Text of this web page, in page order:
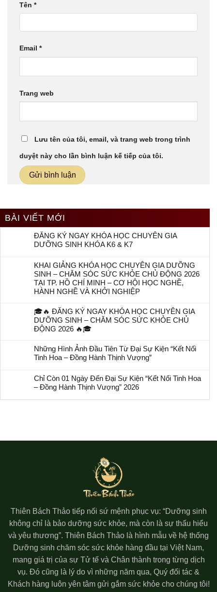
Tên *
Email *
Trang web
Lưu tên của tôi, email, và trang web trong trình
duyệt này cho lần bình luận kế tiếp của tôi.
BÀI VIẾT MỚI
ĐĂNG KÝ NGAY KHÓA HỌC CHUYÊN GIA
DƯỠNG SINH KHÓA K6 & K7
KHAI GIẢNG KHÓA HỌC CHUYÊN GIA DƯỠNG
SINH – CHĂM SÓC SỨC KHỎE CHỦ ĐỘNG 2026
TẠI TP. HỒ CHÍ MINH – CƠ HỘI HỌC NGHỀ,
HÀNH NGHỀ VÀ KHỞI NGHIỆP
🎓🔥 ĐĂNG KÝ NGAY KHÓA HỌC CHUYÊN GIA
DƯỠNG SINH – CHĂM SÓC SỨC KHỎE CHỦ
ĐỘNG 2026 🔥🎓
Những Hình Ảnh Đầu Tiên Từ Đại Sự Kiện “Kết Nối
Tinh Hoa – Đồng Hành Thịnh Vượng”
Chỉ Còn 01 Ngày Đến Đại Sự Kiện “Kết Nối Tinh Hoa
– Đồng Hành Thịnh Vượng” 2026
Thiên Bách Thảo tiếp nối sứ mệnh phục vụ: “Dưỡng sinh
không chỉ là bảo dưỡng sức khỏe, mà còn là sự thấu hiểu
và yêu thương”. Thiên Bách Thảo là hình mẫu về hệ thống
Dưỡng sinh chăm sóc sức khỏe hàng đầu tại Việt Nam,
mang giá trị của sự Tử tế và Chân thành trong từng dịch
vụ. Đó cũng là lý do vì những năm qua, Quý đối tác &
Khách hàng luôn yên tâm gửi gắm sức khỏe cho chúng tôi!